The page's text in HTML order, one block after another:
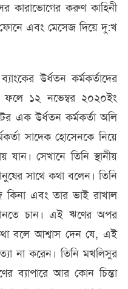
কারাভোগের করুণ কাহিনী
এবং মেসেজ দিয়ে দু:খ
উর্ধতন কর্মকর্তাদের
১২ নভেম্বর ২০২০ইং
এক উর্ধতন কর্মকর্তা অলি
সাদেক হোসেনকে নিয়ে
যান। সেখানে তিনি স্থানীয়
সাথে কথা বলেন। তিনি
কিনা এবং তার ভাই রাখাল
চান। এই ঋণের অপর
বলে আশ্বাস দেন যে, এই
না করেন। তিনি মখলিসুর
ব্যাপারে আর কোন চিন্তা